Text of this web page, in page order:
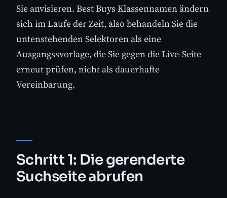
Sie anvisieren. Best Buys Klassennamen ändern
sich im Laufe der Zeit, also behandeln Sie die
untenstehenden Selektoren als eine
Ausgangssvorlage, die Sie gegen die Live-Seite
erneut prüfen, nicht als dauerhafte
Vereinbarung.
Schritt 1: Die gerenderte
Suchseite abrufen